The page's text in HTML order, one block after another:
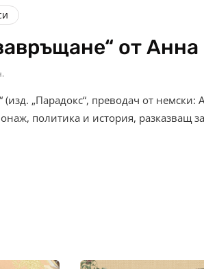
от
„Парадокс“, преводач от немски:
политика и история, разказващ